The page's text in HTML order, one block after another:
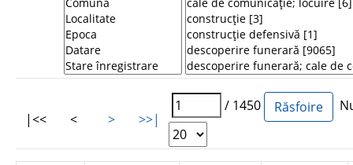
|<< < > >>|
/ 1450